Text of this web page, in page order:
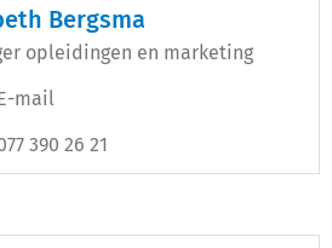
Bergsma
opleidingen en marketing
mail
390 26 21